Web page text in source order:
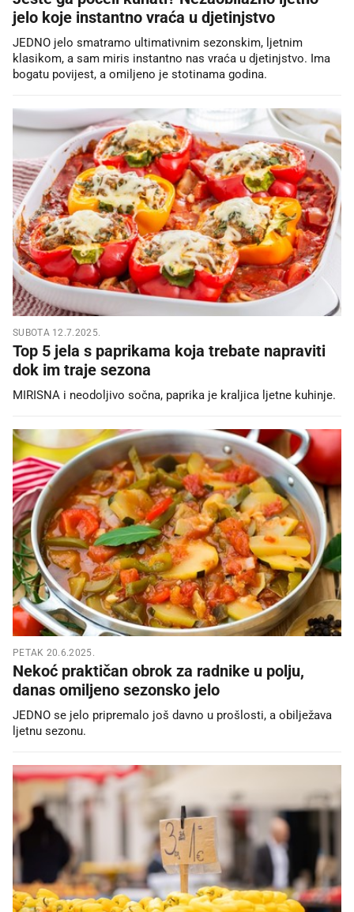
jelo koje instantno vraća u djetinjstvo
JEDNO jelo smatramo ultimativnim sezonskim, ljetnim
klasikom, a sam miris instantno nas vraća u djetinjstvo. Ima
bogatu povijest, a omiljeno je stotinama godina.
SUBOTA 12.7.2025.
Top 5 jela s paprikama koja trebate napraviti
dok im traje sezona
MIRISNA i neodoljivo sočna, paprika je kraljica ljetne kuhinje.
PETAK 20.6.2025.
Nekoć praktičan obrok za radnike u polju,
danas omiljeno sezonsko jelo
JEDNO se jelo pripremalo još davno u prošlosti, a obilježava
ljetnu sezonu.